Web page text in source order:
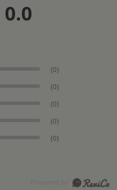
0.0
(0)
(0)
(0)
(0)
(0)